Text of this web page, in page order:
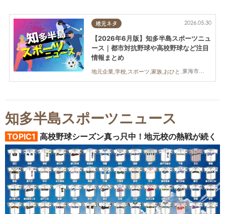
地元ネタ
東海市,大府市,知多市,東浦町,阿久比町,半田市,常滑市,武豊町,美浜町,南知多町
2026.05.30
【2026年6月版】知多半島スポーツニュ
ース｜都市対抗野球や高校野球など注目
情報まとめ
地元企業,学校,スポーツ,家族,おひとりさま,友人,トレンド
知多半島スポーツニュース
TOPIC1 高校野球シーズン真っ只中！地元校の熱戦が続く